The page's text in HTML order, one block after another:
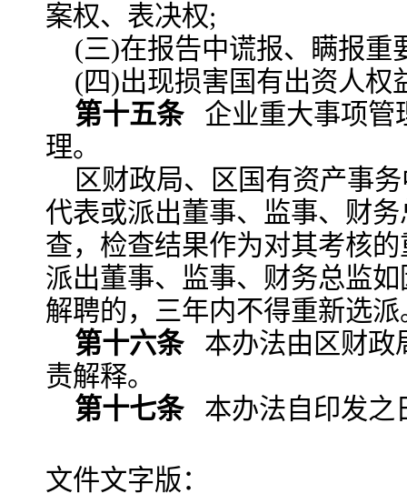
案权、表决权;
(三)在报告中谎报、瞒报重
(四)出现损害国有出资人权
第十五条企业重大事项管
理。
区财政局、区国有资产事
代表或派出董事、监事、财
查，检查结果作为对其考核
派出董事、监事、财务总监
解聘的，三年内不得重新选派
第十六条本办法由区财政
责解释。
第十七条本办法自印发之
文件文字版：